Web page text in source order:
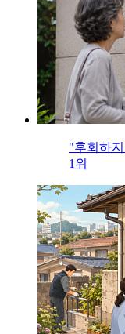
"후회하
1위